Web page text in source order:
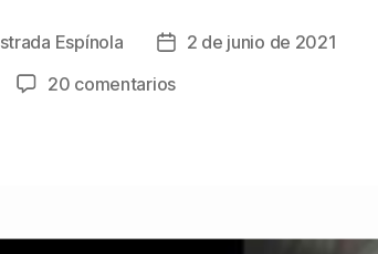
Espínola
Fecha
la
2 de junio de 2021
20 comentariosen
corrupción